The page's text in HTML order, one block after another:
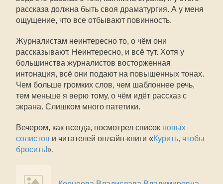
рассказа должна быть своя драматургия. А у меня
ощущение, что все отбывают повинность.
Журналистам неинтересно то, о чём они
рассказывают. Неинтересно, и всё тут. Хотя у
большинства журналистов восторженная
интонация, всё они подают на повышенных тонах.
Чем больше громких слов, чем шаблоннее речь,
тем меньше я верю тому, о чём идёт рассказ с
экрана. Слишком много патетики.
Вечером, как всегда, посмотрел список новых
солистов и читателей онлайн-книги «Курить, чтобы
бросить!».